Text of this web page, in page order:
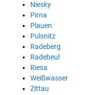
Niesky
Pirna
Plauen
Pulsnitz
Radeberg
Radebeul
Riesa
Weißwasser
Zittau